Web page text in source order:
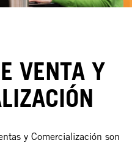
VENTA Y
y Comercialización son